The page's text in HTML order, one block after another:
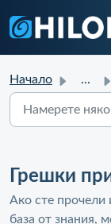
Начало ...
Грешки
Ако сте прочели
база от знания,